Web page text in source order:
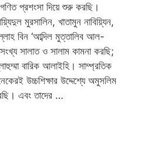
প্রশংসা দিয়ে শুরু করছি।
মুরসালিন, খাতামুন নাবিয়্যিন,
বিন ‘আব্দিল মুত্তালিব আল-
সালাত ও সালাম কামনা করছি;
বারিক আলাইহি। সাম্প্রতিক
উচ্চশিক্ষার উদ্দেশ্যে অমুসলিম
এবং তাদের …